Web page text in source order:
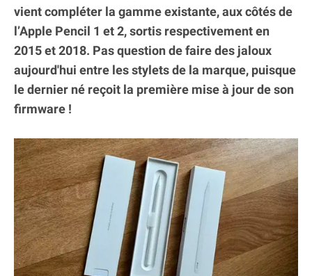
vient compléter la gamme existante, aux côtés de
l’Apple Pencil 1 et 2, sortis respectivement en
2015 et 2018. Pas question de faire des jaloux
aujourd'hui entre les stylets de la marque, puisque
le dernier né reçoit la première mise à jour de son
firmware !